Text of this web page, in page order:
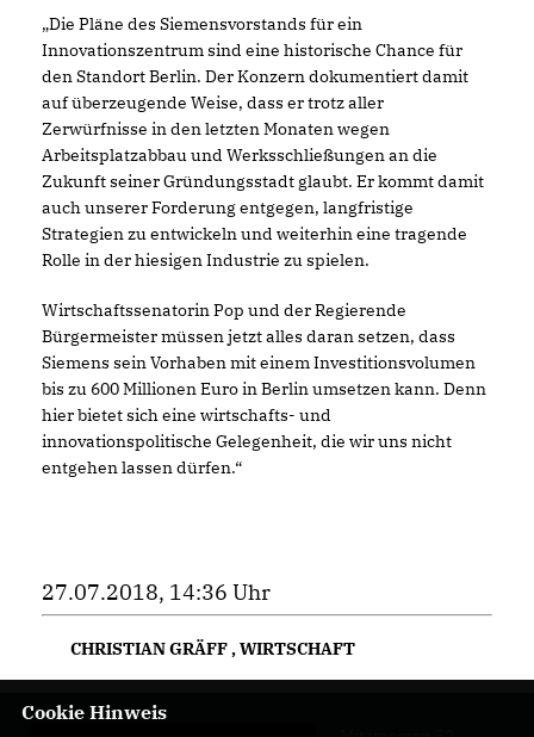
Die Pläne des Siemensvorstands für ein
Innovationszentrum sind eine historische Chance für
den Standort Berlin. Der Konzern dokumentiert damit
auf überzeugende Weise, dass er trotz aller
Zerwürfnisse in den letzten Monaten wegen
Arbeitsplatzabbau und Werksschließungen an die
Zukunft seiner Gründungsstadt glaubt. Er kommt damit
auch unserer Forderung entgegen, langfristige
Strategien zu entwickeln und weiterhin eine tragende
Rolle in der hiesigen Industrie zu spielen.
Wirtschaftssenatorin Pop und der Regierende
Bürgermeister müssen jetzt alles daran setzen, dass
Siemens sein Vorhaben mit einem Investitionsvolumen
bis zu 600 Millionen Euro in Berlin umsetzen kann. Denn
hier bietet sich eine wirtschafts- und
innovationspolitische Gelegenheit, die wir uns nicht
entgehen lassen dürfen.“
27.07.2018, 14:36 Uhr
CHRISTIAN GRÄFF,WIRTSCHAFT
Cookie Hinweis